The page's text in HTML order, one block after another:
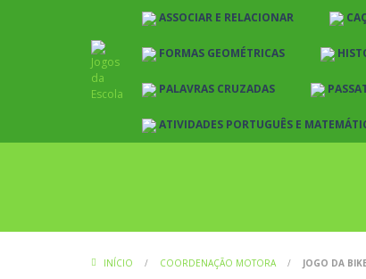
ASSOCIAR E RELACIONAR
FORMAS GEOMÉTRICAS
PALAVRAS CRUZADAS
ATIVIDADES PORTUGUÊS E
INÍCIO / COORDENAÇÃO MOTORA / JOGO DA BIKE